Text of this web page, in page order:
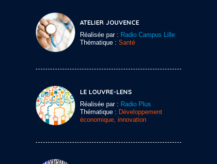
ATELIER JOUVENCE
Réalisée par : Radio Campus Lille
Thématique : Santé
LE LOUVRE-LENS
Réalisée par : Radio Plus
Thématique : Développement
économique, innovation